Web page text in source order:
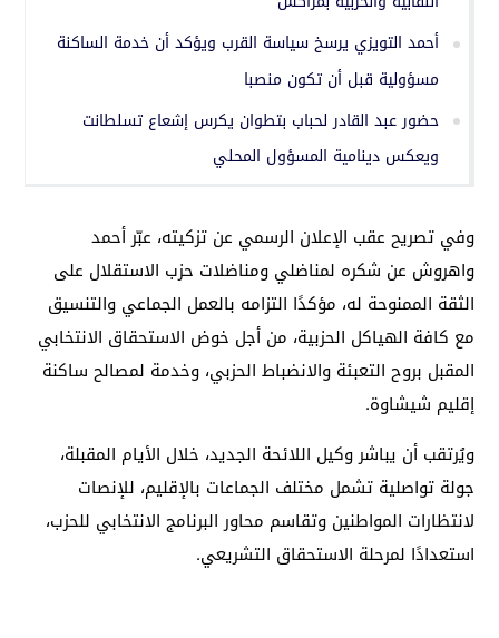
أحمد التويزي يرسخ سياسة القرب ويؤكد أن خدمة الساكنة
مسؤولية قبل أن تكون منصبا
حضور عبد القادر لحباب بتطوان يكرس إشعاع تسلطانت
ويعكس دينامية المسؤول المحلي
وفي تصريح عقب الإعلان الرسمي عن تزكيته، عبّر أحمد
واهروش عن شكره لمناضلي ومناضلات حزب الاستقلال على
الثقة الممنوحة له، مؤكدًا التزامه بالعمل الجماعي والتنسيق
مع كافة الهياكل الحزبية، من أجل خوض الاستحقاق الانتخابي
المقبل بروح التعبئة والانضباط الحزبي، وخدمة لمصالح ساكنة
إقليم شيشاوة.
ويُرتقب أن يباشر وكيل اللائحة الجديد، خلال الأيام المقبلة،
جولة تواصلية تشمل مختلف الجماعات بالإقليم، للإنصات
لانتظارات المواطنين وتقاسم محاور البرنامج الانتخابي للحزب،
استعدادًا لمرحلة الاستحقاق التشريعي.